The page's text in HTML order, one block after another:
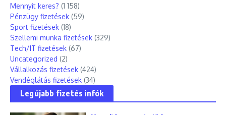
Mennyit keres? (1 158)
Pénzügy fizetések (59)
Sport fizetések (18)
Szellemi munka fizetések (329)
Tech/IT fizetések (67)
Uncategorized (2)
Vállalkozás fizetések (424)
Vendéglátás fizetések (34)
Legújabb fizetés infók